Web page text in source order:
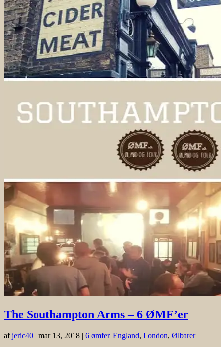
The Southampton Arms – 6 ØMF’er
afjeric40 | mar 13, 2018 | 6 ømfer, England, London, Ølbarer